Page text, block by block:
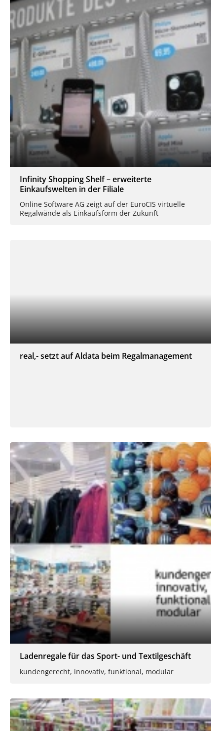
Infinity Shopping Shelf – erweiterte
Einkaufswelten in der Filiale
Online Software AG zeigt auf der EuroCIS virtuelle
Regalwände als Einkaufsform der Zukunft
real,- setzt auf Aldata beim Regalmanagement
Ladenregale für das Sport- und Textilgeschäft
kundengerecht, innovativ, funktional, modular